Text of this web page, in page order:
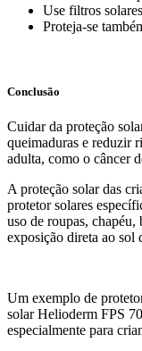
Use filtros
Proteja-se
Conclusão
Cuidar da proteção
queimaduras e reduzir
adulta, como o câncer
A proteção solar das
protetor solares
uso de roupas,
exposição direta ao sol
Um exemplo de
solar Helioderm FPS
especialmente para